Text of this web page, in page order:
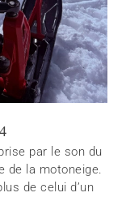
par le son du
de la motoneige.
de celui d’un